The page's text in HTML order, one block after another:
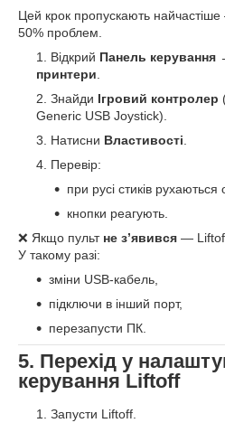
Цей крок пропускають найчастіше
50% проблем.
Відкрий Панель керування
принтери.
Знайди Ігровий контролер
Generic USB Joystick).
Натисни Властивості.
Перевір:
при русі стиків рухаються
кнопки реагують.
❌ Якщо пульт не з’явився —
У такому разі:
зміни USB-кабель,
підключи в інший порт,
перезапусти ПК.
5. Перехід у
керування Liftoff
Запусти Liftoff.